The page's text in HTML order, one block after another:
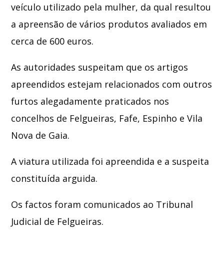
veículo utilizado pela mulher, da qual resultou
a apreensão de vários produtos avaliados em
cerca de 600 euros.
As autoridades suspeitam que os artigos
apreendidos estejam relacionados com outros
furtos alegadamente praticados nos
concelhos de Felgueiras, Fafe, Espinho eVila
Nova de Gaia.
A viatura utilizada foi apreendida e a suspeita
constituída arguida.
Os factos foram comunicados ao Tribunal
Judicial de Felgueiras.